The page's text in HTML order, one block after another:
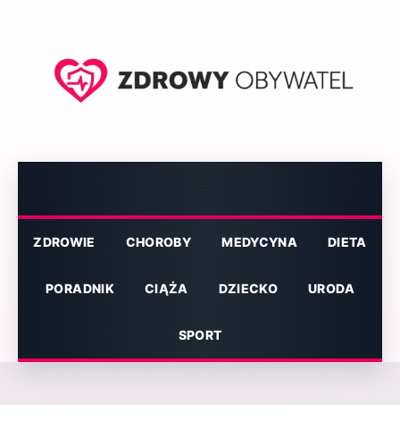
ZDROWIE CHOROBY MEDYCYNA DIETA
PORADNIK CIĄŻA DZIECKO URODA
SPORT